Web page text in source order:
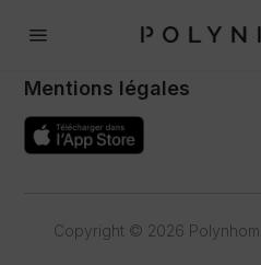
a
Mentions légales
Copyright © 2026